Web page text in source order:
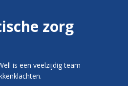
zorg
is een veelzijdig team